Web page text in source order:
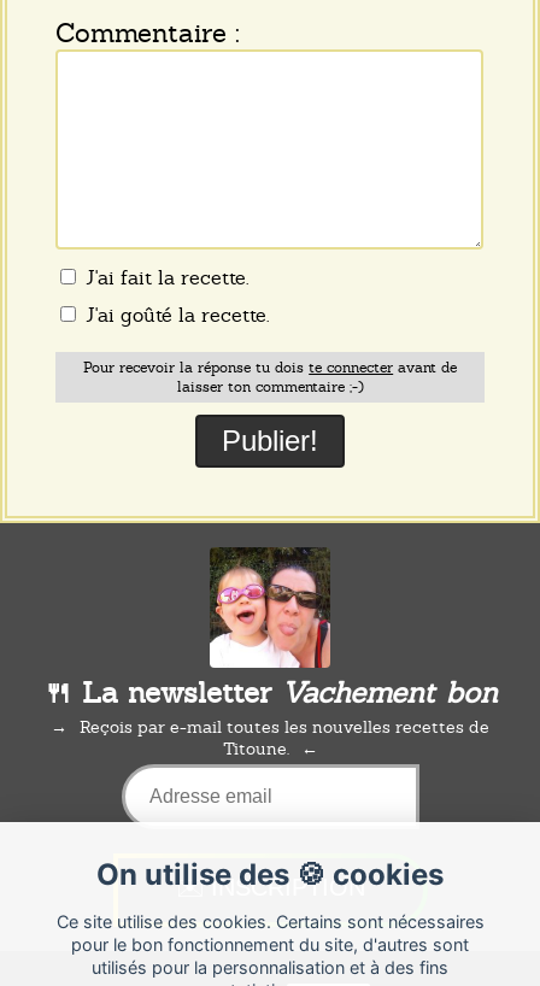
Commentaire :
J'ai fait la recette.
J'ai goûté la recette.
Pour recevoir la réponse tu doiste connecter avant de
laisser ton commentaire ;-)
On utilise des 🍪 cookies
Ce site utilise des cookies. Certains sont nécessaires
pour le bon fonctionnement du site, d'autres sont
utilisés pour la personnalisation et à des fins
🍴 La newsletter Vachement bon
Reçois par e-mail toutes les nouvelles recettes de
Titoune.